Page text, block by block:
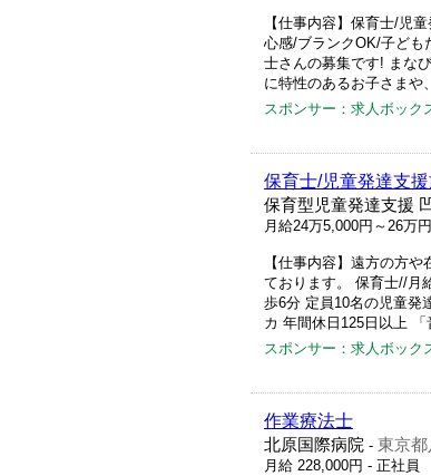
【仕事内容】保育士/児
心感/ブランクOK/子ども
士さんの募集です! まな
に特性のあるお子さまや
スポンサー：求人ボック
保育士/児童発達支
保育型児童発達支援
月給24万5,000円～26万円
【仕事内容】遠方の方
ております。 保育士//月
歩6分 定員10名の児童発
カ 年間休日125日以上
スポンサー：求人ボック
作業療法士
北原国際病院 - 東京
月給 228,000円 - 正社員